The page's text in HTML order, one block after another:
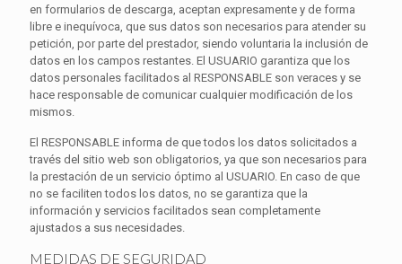
en formularios de descarga, aceptan expresamente y de forma
libre e inequívoca, que sus datos son necesarios para atender su
petición, por parte del prestador, siendo voluntaria la inclusión de
datos en los campos restantes. El USUARIO garantiza que los
datos personales facilitados al RESPONSABLE son veraces y se
hace responsable de comunicar cualquier modificación de los
mismos.
El RESPONSABLE informa de que todos los datos solicitados a
través del sitio web son obligatorios, ya que son necesarios para
la prestación de un servicio óptimo al USUARIO. En caso de que
no se faciliten todos los datos, no se garantiza que la
información y servicios facilitados sean completamente
ajustados a sus necesidades.
MEDIDAS DE SEGURIDAD